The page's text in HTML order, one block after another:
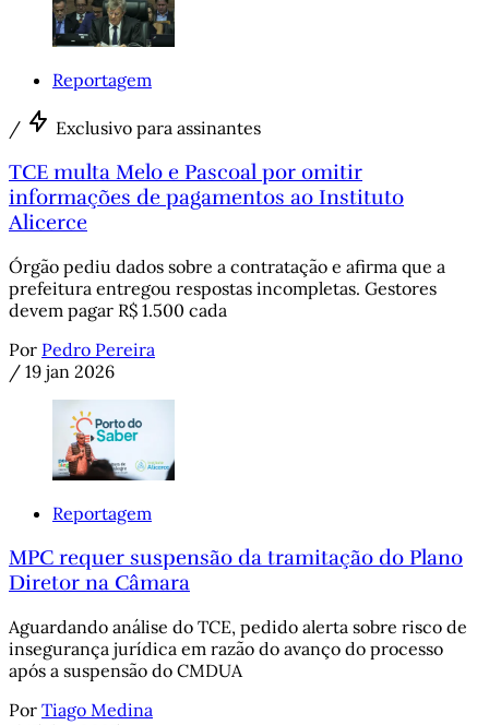
Reportagem
/ Exclusivo para assinantes
TCE multa Melo e Pascoal por omitir
informações de pagamentos ao Instituto
Alicerce
Órgão pediu dados sobre a contratação e afirma que a
prefeitura entregou respostas incompletas. Gestores
devem pagar R$ 1.500 cada
Por Pedro Pereira
/ 19 jan 2026
Reportagem
MPC requer suspensão da tramitação do Plano
Diretor na Câmara
Aguardando análise do TCE, pedido alerta sobre risco de
insegurança jurídica em razão do avanço do processo
após a suspensão do CMDUA
Por Tiago Medina